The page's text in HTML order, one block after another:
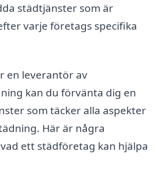
städtjänster som är
varje företags specifika
en leverantör av
kan du förvänta dig en
som täcker alla aspekter
Här är några
ett städföretag kan hjälpa